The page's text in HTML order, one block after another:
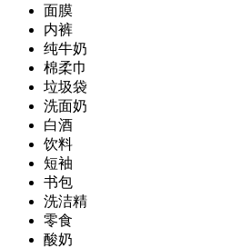
面膜
内裤
纯牛奶
棉柔巾
垃圾袋
洗面奶
白酒
饮料
短袖
书包
洗洁精
零食
酸奶